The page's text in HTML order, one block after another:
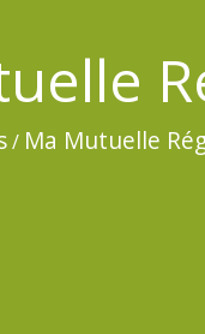
/ Ma Mutuelle